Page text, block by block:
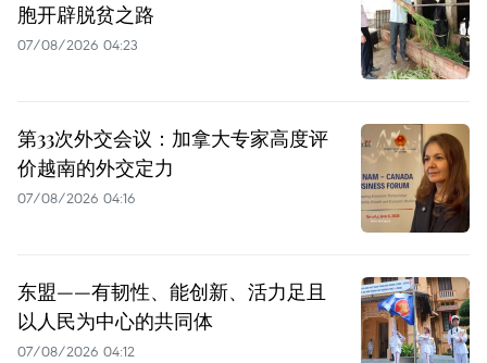
胞开辟脱贫之路
07/08/2026 04:23
第33次外交会议：加拿大专家高度评
价越南的外交定力
07/08/2026 04:16
东盟——有韧性、能创新、活力足且
以人民为中心的共同体
07/08/2026 04:12